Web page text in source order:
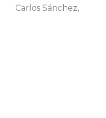
Carlos Sánchez,